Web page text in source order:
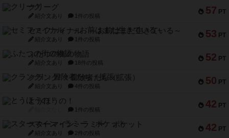
57 PT
クリーグ
紹介文あり 1件の投稿
53 PT
セミファイナル ～お前はまだ生きている～
紹介文あり 1件の投稿
52 PT
ふたつの街の物語
紹介文あり 18件の投稿
50 PT
クランク! ：冒険者たち（拡張）
紹介文あり 4件の投稿
42 PT
とうほうの！
1件の投稿
42 PT
スターマイン・ラミー ポケット
紹介文あり 2件の投稿